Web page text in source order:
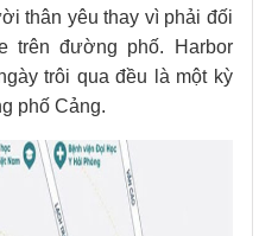
thân yêu thay vì phải đối
trên đường phố. Harbor
trôi qua đều là một kỳ
phố Cảng.